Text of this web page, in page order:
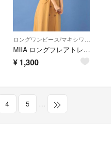
ロングワンピース/マキシワンピース
MIIA ロングフレアトレンチワンピース
¥ 1,300
4 5 …